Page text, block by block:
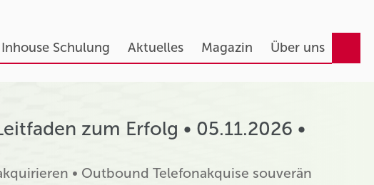
Inhouse Schulung Aktuelles Magazin Über uns
zum Erfolg • 05.11.2026 •
• Outbound Telefonakquise souverän